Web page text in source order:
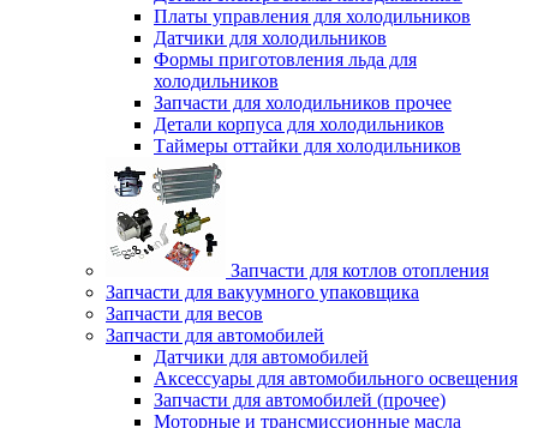
Платы управления для холодильников
Датчики для холодильников
Формы приготовления льда для
холодильников
Запчасти для холодильников прочее
Детали корпуса для холодильников
Таймеры оттайки для холодильников
Запчасти для котлов отопления
Запчасти для вакуумного упаковщика
Запчасти для весов
Запчасти для автомобилей
Датчики для автомобилей
Аксессуары для автомобильного освещения
Запчасти для автомобилей (прочее)
Моторные и трансмиссионные масла